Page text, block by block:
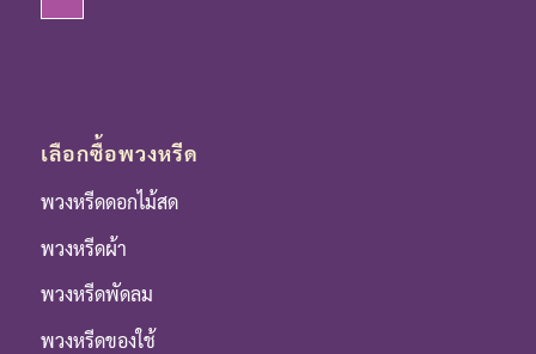
เลือกซื้อพวงหรีด
พวงหรีดดอกไม้สด
พวงหรีดผ้า
พวงหรีดพัดลม
พวงหรีดของใช้